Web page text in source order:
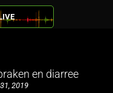
en diarree
2019